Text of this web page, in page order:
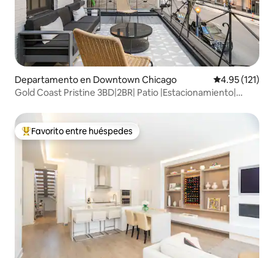
Departamento en Downtown Chicago Calificación
4.95 (121)
Gold Coast Pristine 3BD|2BR| Patio |Estacionamiento|
De los mejores en Favorito entre huéspedes
Favorito entre huéspedes